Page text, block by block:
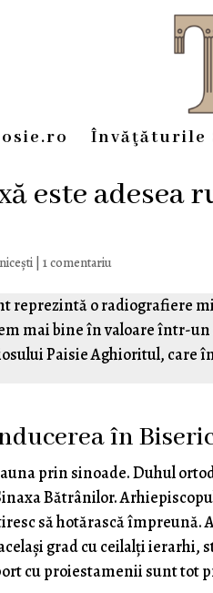
Învăţăturile
este adesea
1 comentariu
o radiografiere
mai bine în valoare într-un
Paisie Aghioritul, care
în
prin sinoade. Duhul
Bătrânilor.
să hotărască
grad cu ceilalţi
cu proiestamenii sunt tot